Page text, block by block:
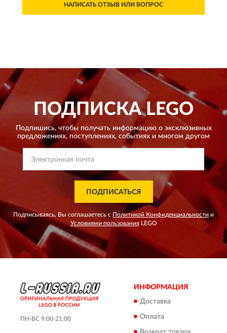
НАПИСАТЬ ОТЗЫВ ИЛИ ВОПРОС
ПОДПИСКАLEGO
Подпишись, чтобы получать информацию о эксклюзивных
предложениях, поступлениях, событиях и многом другом
ПОДПИСАТЬСЯ
Подписываясь, Вы соглашаетесь с Политикой Конфиденциальности и
Условиями пользованияLEGO
ПН-ВС 9:00-21:00
ИНФОРМАЦИЯ
Доставка
Оплата